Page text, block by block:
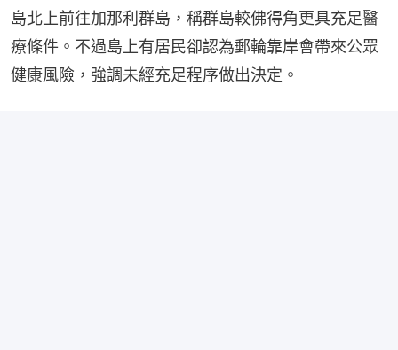
島北上前往加那利群島，稱群島較佛得角更具充足醫
療條件。不過島上有居民卻認為郵輪靠岸會帶來公眾
健康風險，強調未經充足程序做出決定。